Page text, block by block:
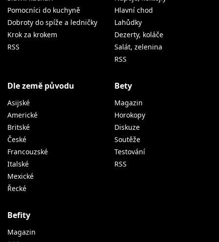
Pomocníci do kuchyně
Dobroty do spíže a ledničky
Krok za krokem
RSS
Hlavní chod
Lahůdky
Dezerty, koláče
Salát, zelenina
RSS
Dle země původu
Asijské
Americké
Britské
České
Francouzské
Italské
Mexické
Řecké
Bety
Magazin
Horokopy
Diskuze
Soutěže
Testování
RSS
Befity
Magazin